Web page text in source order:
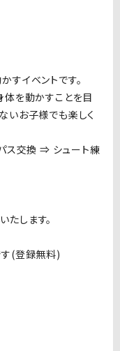
すイベントです。
体を動かすことを目
いお子様でも楽しく
ス交換 ⇒ シュート練
します。
(登録無料)